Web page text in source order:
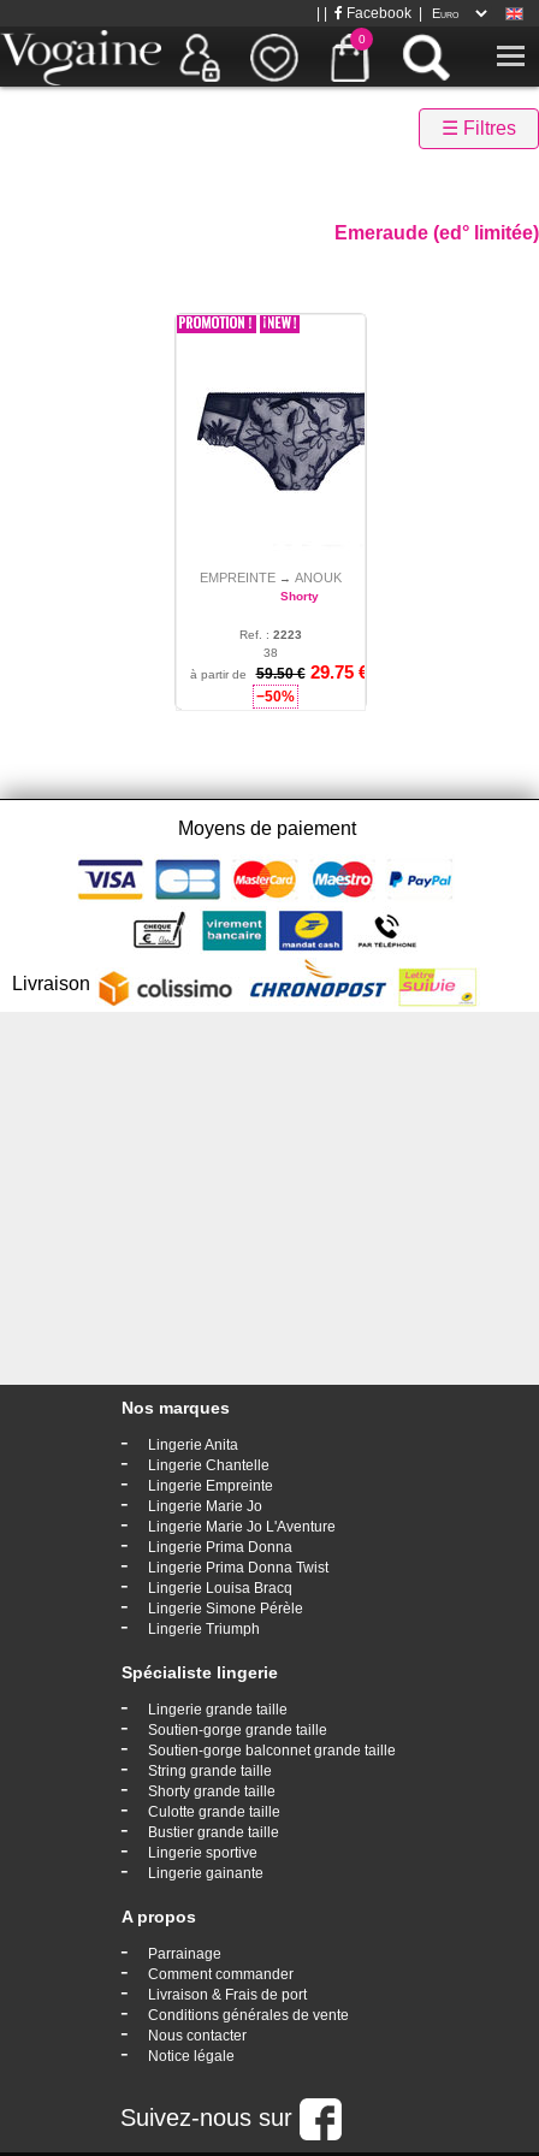
0
Facebook
☰ Filtres
Emeraude (ed° limitée)
EMPREINTE → ANOUK
Shorty
Ref. : 2223
38
à partir de
59.50 € 29.75 €
−50%
Moyens de paiement
Livraison
Nos marques
- Lingerie Anita
- Lingerie Chantelle
- Lingerie Empreinte
- Lingerie Marie Jo
- Lingerie Marie Jo L'Aventure
- Lingerie Prima Donna
- Lingerie Prima Donna Twist
- Lingerie Louisa Bracq
- Lingerie Simone Pérèle
- Lingerie Triumph
Spécialiste lingerie
- Lingerie grande taille
- Soutien-gorge grande taille
- Soutien-gorge balconnet grande taille
- String grande taille
- Shorty grande taille
- Culotte grande taille
- Bustier grande taille
- Lingerie sportive
- Lingerie gainante
A propos
- Parrainage
- Comment commander
- Livraison & Frais de port
- Conditions générales de vente
- Nous contacter
- Notice légale
Suivez-nous sur